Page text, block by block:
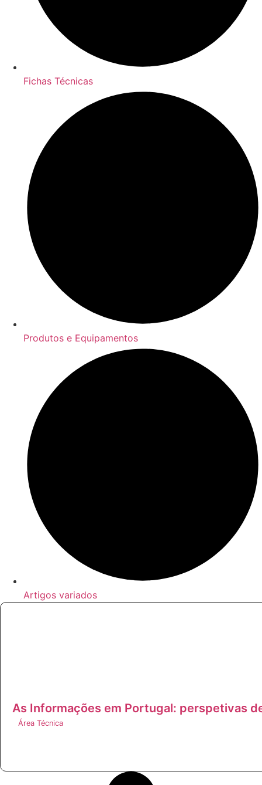
Fichas Técnicas
Produtos e Equipamentos
Artigos variados
As Informações em Portugal: perspetivas
Área Técnica